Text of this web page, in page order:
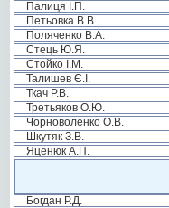
Палиця І.П.
Петьовка В.В.
Поляченко В.А.
Стець Ю.Я.
Стойко І.М.
Талишев Є.І.
Ткач Р.В.
Третьяков О.Ю.
Чорноволенко О.В.
Шкутяк З.В.
Яценюк А.П.
Богдан Р.Д.